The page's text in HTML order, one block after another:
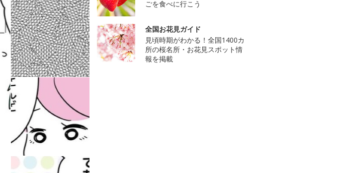
ごを食べに行こう
全国お花見ガイド
見頃時期がわかる！全国1400カ
所の桜名所・お花見スポット情
報を掲載